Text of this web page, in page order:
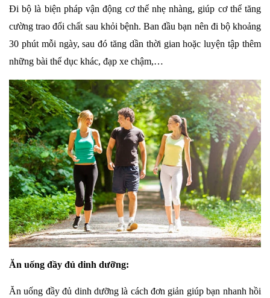
Đi bộ là biện pháp vận động cơ thể nhẹ nhàng, giúp cơ thể tăng
cường trao đổi chất sau khỏi bệnh. Ban đầu bạn nên đi bộ khoảng
30 phút mỗi ngày, sau đó tăng dần thời gian hoặc luyện tập thêm
những bài thể dục khác, đạp xe chậm,…
Ăn uống đầy đủ dinh dưỡng:
Ăn uống đầy đủ dinh dưỡng là cách đơn giản giúp bạn nhanh hồi